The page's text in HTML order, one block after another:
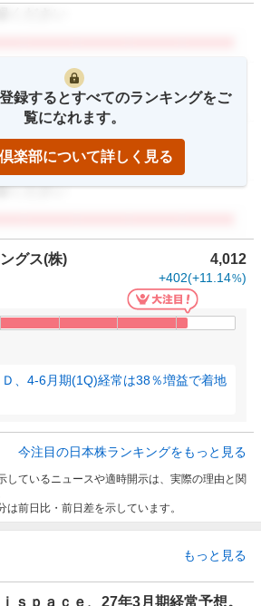
ください
ください
グス(株) 4,012
+402(+11.14%)
Ｄ、4-6月期(1Q)経常は38％増益で着地
録するとすべてのランキングをご
覧になれます。
楽部について詳しく見る
今注目の日本株ランキングをもっと見る
しているニュースや適時開示は、実際の理由と関
前日比・前日差を示しています。
もっと見る
ｓｐａｃｅ、27年3月期経常予想。